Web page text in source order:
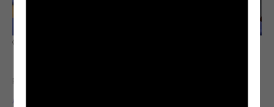
Observar e aprender
PROFESSOR
Alisa Wyatt